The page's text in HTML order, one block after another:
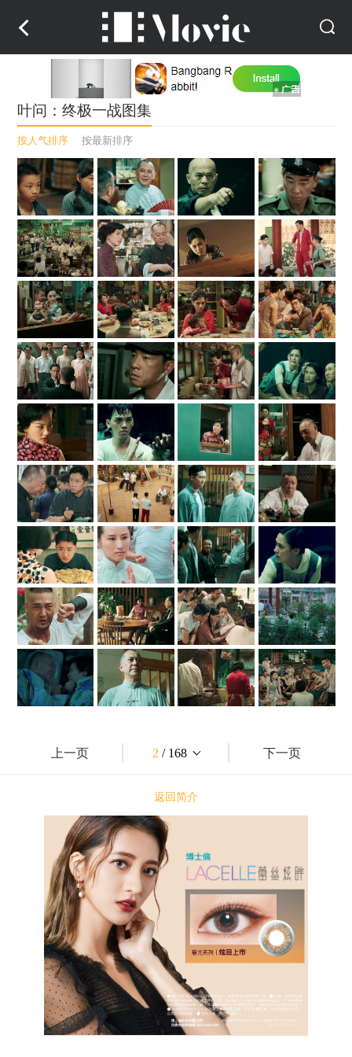
叶问：终极一战图集
按人气排序 按最新排序
上一页 2 / 168 下一页
返回简介